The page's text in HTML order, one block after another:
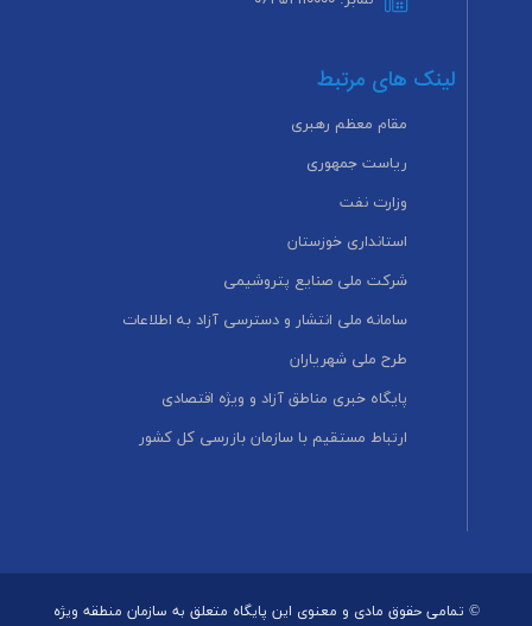
لینک های مرتبط
مقام معظم رهبری
ریاست جمهوری
وزارت نفت
استانداری خوزستان
شرکت ملی صنایع پتروشیمی
سامانه ملی انتشار و دسترسی آزاد به اطلاعات
طرح ملی شهریاران
پایگاه خبری مناطق آزاد و ویژه اقتصادی
ارتباط مستقیم با سازمان بازرسی کل کشور
© تمامی حقوق مادی و معنوی این پایگاه متعلق به سازمان منطقه ویژه